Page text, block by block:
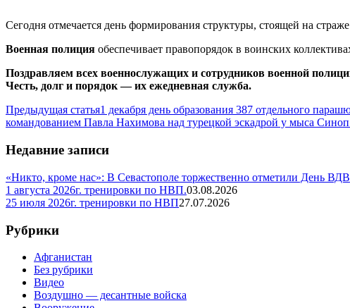
Сегодня отмечается день формирования структуры, стоящей на
Военная полиция обеспечивает правопорядок в воинских
Поздравляем всех военнослужащих и сотрудников военной
Честь, долг и порядок — их ежедневная служба.
Предыдущая статья1 декабря день образования 387 отдельного
командованием Павла Нахимова над турецкой эскадрой у мыса
Недавние записи
«Никто, кроме нас»: В Севастополе торжественно отметили День ВДВ
1 августа 2026г. тренировки по НВП.03.08.2026
25 июля 2026г. тренировки по НВП27.07.2026
Рубрики
Афганистан
Без рубрики
Видео
Воздушно — десантные войска